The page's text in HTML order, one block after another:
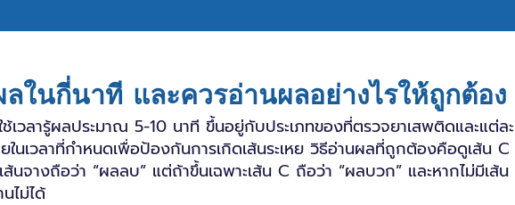
ในกี่นาที และควรอ่านผลอย่างไรให้ถูกต้อง
เวลารู้ผลประมาณ 5-10 นาที ขึ้นอยู่กับประเภทของที่ตรวจยาเสพติดและแต่ละ
นเวลาที่กำหนดเพื่อป้องกันการเกิดเส้นระเหย วิธีอ่านผลที่ถูกต้องคือดูเส้น C
นจางถือว่า “ผลลบ” แต่ถ้าขึ้นเฉพาะเส้น C ถือว่า “ผลบวก” และหากไม่มีเส้น
ไม่ได้